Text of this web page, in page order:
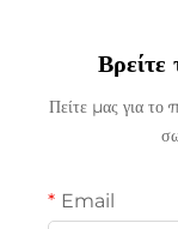
Βρείτε
Πείτε μας για το
Email